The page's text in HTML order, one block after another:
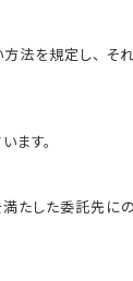
法を規定し、 そ
ます。
たした委託先に